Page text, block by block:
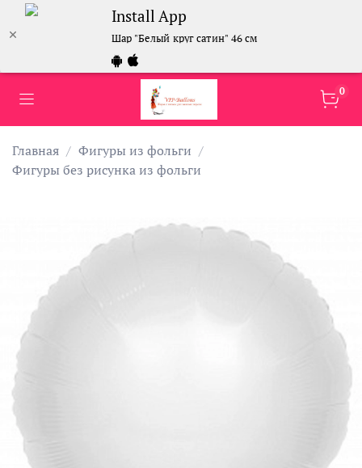
Install App
Шар "Белый круг сатин" 46 см
0
Главная
Фигуры из фольги
Фигуры без рисунка из фольги